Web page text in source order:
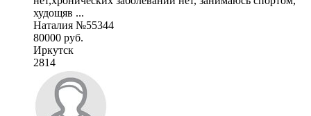
худощяв ...
Наталия №55344
80000 руб.
Иркутск
2814